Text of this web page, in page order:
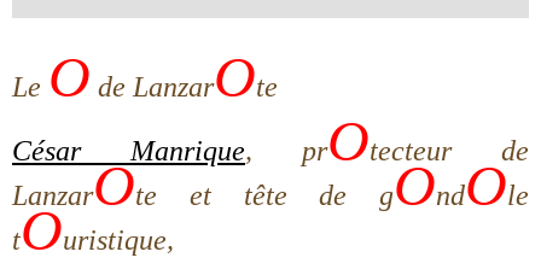
Le O de LanzarOte
César Manrique, prOtecteur de
LanzarOte et tête de gOndOle
tOuristique,